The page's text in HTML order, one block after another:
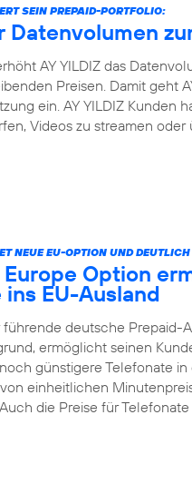
SEIN PREPAID-PORTFOLIO:
Datenvolumen
AY YILDIZ das
Preisen. Damit geht
ein. AY YILDIZ
Videos zu streamen
NEUE EU-OPTION UND
Europe Option
EU-Ausland
deutsche Prepaid-
ermöglicht seinen
günstigere Telefonate
einheitlichen
die Preise für